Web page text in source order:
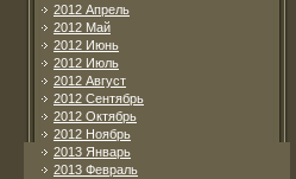
2012 Апрель
2012 Май
2012 Июнь
2012 Июль
2012 Август
2012 Сентябрь
2012 Октябрь
2012 Ноябрь
2013 Январь
2013 Февраль